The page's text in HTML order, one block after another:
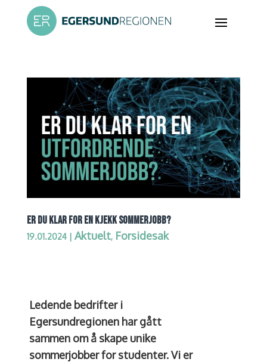
ER DU KLAR FOR EN KJEKK SOMMERJOBB?
19.01.2024| Aktuelt, Forsidesak
Ledende bedrifter i
Egersundregionen har gått
sammen om å skape unike
sommerjobber for studenter. Vi er